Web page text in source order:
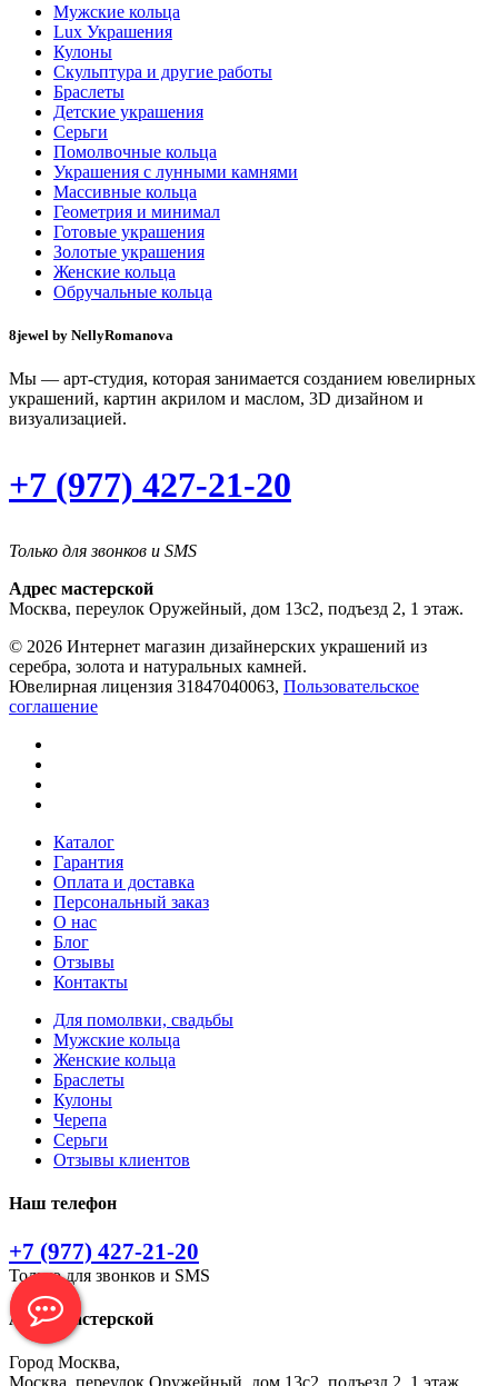
Мужские кольца
Lux Украшения
Кулоны
Скульптура и другие работы
Браслеты
Детские украшения
Серьги
Помолвочные кольца
Украшения с лунными камнями
Массивные кольца
Геометрия и минимал
Готовые украшения
Золотые украшения
Женские кольца
Обручальные кольца
8jewel by NellyRomanova
Мы — арт-студия, которая занимается созданием ювелирных
украшений, картин акрилом и маслом, 3D дизайном и
визуализацией.
+7 (977) 427-21-20
Только для звонков и SMS
Адрес мастерской
Москва, переулок Оружейный, дом 13с2, подъезд 2, 1 этаж.
© 2026 Интернет магазин дизайнерских украшений из
серебра, золота и натуральных камней.
Ювелирная лицензия 31847040063, Пользовательское
соглашение
Каталог
Гарантия
Оплата и доставка
Персональный заказ
О нас
Блог
Отзывы
Контакты
Для помолвки, свадьбы
Мужские кольца
Женские кольца
Браслеты
Кулоны
Черепа
Серьги
Отзывы клиентов
Наш телефон
+7 (977) 427-21-20
Только для звонков и SMS
Адрес мастерской
Город Москва,
Москва, переулок Оружейный, дом 13с2, подъезд 2, 1 этаж.